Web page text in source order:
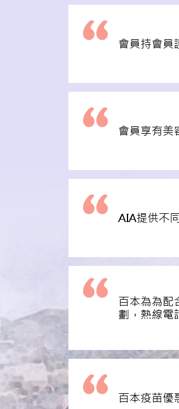
會員持會員
會員享有美
AIA提供不
百本為為配
劃，熱線電
百本疫苗優